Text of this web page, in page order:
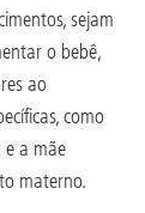
sejam
o bebê,
ao
como
a mãe
materno.